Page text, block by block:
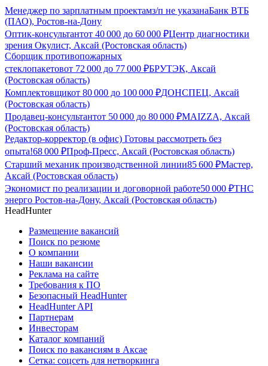
Менеджер по зарплатным проектамз/п не указанаБанк ВТБ
(ПАО), Ростов-на-Дону
Оптик-консультантот 40 000 до 60 000 ₽Центр диагностики
зрения Окулист, Аксай (Ростовская область)
Сборщик противопожарных
стеклопакетовот 72 000 до 77 000 ₽БРУТЭК, Аксай
(Ростовская область)
Комплектовщикот 80 000 до 100 000 ₽ДОНСПЕЦ, Аксай
(Ростовская область)
Продавец-консультантот 50 000 до 80 000 ₽MAIZZA, Аксай
(Ростовская область)
Редактор-корректор (в офис) Готовы рассмотреть без
опыта!68 000 ₽Проф-Пресс, Аксай (Ростовская область)
Старший механик производственной линии85 600 ₽Мастер,
Аксай (Ростовская область)
Экономист по реализации и договорной работе50 000 ₽ТНС
энерго Ростов-на-Дону, Аксай (Ростовская область)
HeadHunter
Размещение вакансий
Поиск по резюме
О компании
Наши вакансии
Реклама на сайте
Требования к ПО
Безопасный HeadHunter
HeadHunter API
Партнерам
Инвесторам
Каталог компаний
Поиск по вакансиям в Аксае
Сетка: соцсеть для нетворкинга